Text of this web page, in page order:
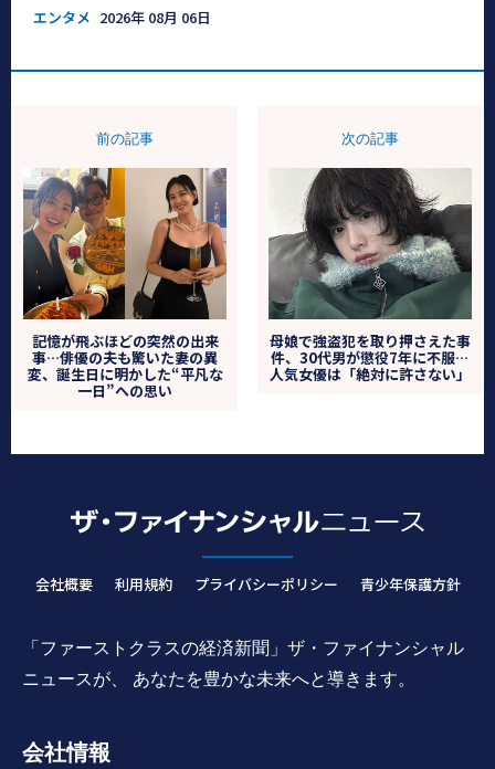
エンタメ 2026年 08月 06日
前の記事
記憶が飛ぶほどの突然の出来
事…俳優の夫も驚いた妻の異
変、誕生日に明かした“平凡な
一日”への思い
次の記事
母娘で強盗犯を取り押さえた事
件、30代男が懲役7年に不服…
人気女優は「絶対に許さない」
会社概要 利用規約 プライバシーポリシー 青少年保護方針
「ファーストクラスの経済新聞」ザ・ファイナンシャル
ニュースが、 あなたを豊かな未来へと導きます。
会社情報